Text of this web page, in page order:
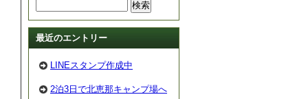
最近のエントリー
LINEスタンプ作成中
2泊3日で北恵那キャンプ場へ